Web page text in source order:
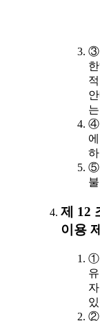
③
④
⑤
제 12
이용
①
②